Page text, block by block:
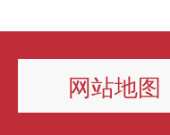
网站地图